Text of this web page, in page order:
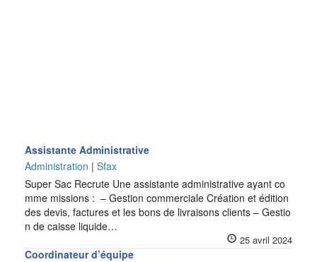
Assistante Administrative
Administration | Sfax
Super Sac Recrute Une assistante administrative ayant co
mme missions : – Gestion commerciale Création et édition
des devis, factures et les bons de livraisons clients – Gestio
n de caisse liquide…
25 avril 2024
Coordinateur d’équipe